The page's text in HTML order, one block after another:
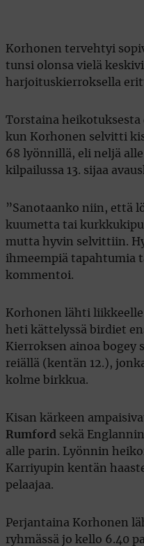
Korhonen tervehtyi
tunsi olonsa vielä
harjoituskierroksella
Torstaina
kun Korhonen selvitti
68 lyönnillä, eli neljä
kilpailussa 13. sijaa
”Sanotaanko niin, että
kuumetta tai
mutta hyvin selvittiin.
ihmeempiä tapahtumia
kommentoi.
Korhonen lähti
heti kättelyssä birdiet
Kierroksen ainoa
reiällä (kentän 12.),
kolme birkkua.
Kisan kärkeen
Rumford sekä Englannin
alle parin. Lyönnin
Karriyupin kentän
pelaajaa.
Perjantaina Korhonen
ryhmässä jo kello 6.40